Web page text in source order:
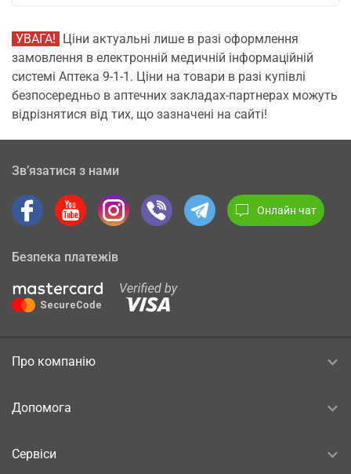
УВАГА! Ціни актуальні лише в разі оформлення
замовлення в електронній медичній інформаційній
системі Аптека 9-1-1. Ціни на товари в разі купівлі
безпосередньо в аптечних закладах-партнерах можуть
відрізнятися від тих, що зазначені на сайті!
Зв’язатися з нами
Онлайн чат
Безпека платежів
Про компанію
Допомога
Сервіси